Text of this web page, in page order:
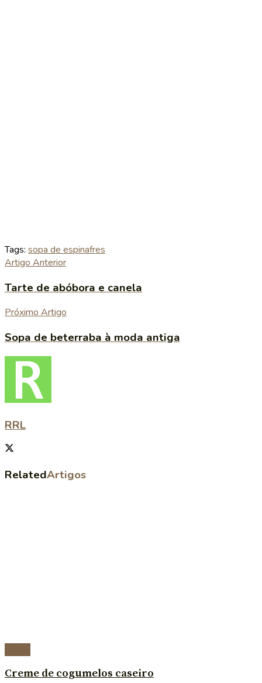
Tags: sopa de espinafres
Artigo Anterior
Tarte de abóbora e canela
Próximo Artigo
Sopa de beterraba à moda antiga
RRL
RelatedArtigos
Creme de cogumelos caseiro